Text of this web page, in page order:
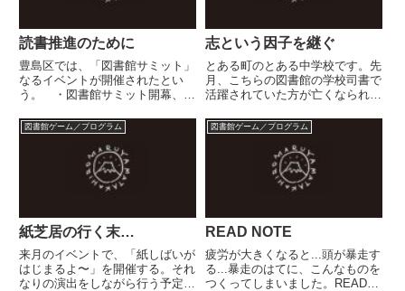
読書推進のために
豊島区では、「図書館サミット」
なるイベントが開催されたとい
う。 ・図書館サミット開幕、活
ONLINE ・「時代を変える 図書
館サミット」を開催します－参加
者・作文募集－ 年増区立図書館
とっても興味深い内容ですし...
志という因子を継ぐ
とある町のとある中学校です。先
月、こちらの図書館の学校司書で
活躍されていた方が亡くなられた
月に北米の図書館を視察に行か
れ、帰国後READポスターを日本
でも展開したいとの志を持ってい
らっしゃいました。この話は、
図書館ゲーム／プログラム
紙芝居の行く末…
来月のイベントで、「紙しばいが
はじまるよ〜」を開催する。それ
なりの演出をしながら行う予定な
図書館ゲーム／プログラム
READ NOTE
疲労が大きくなると...頭が暴走す
る...暴走のはてに、こんなものを
つくってしまいました。READ